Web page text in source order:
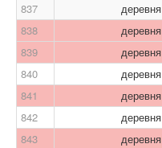
837
деревня
838
деревня
839
деревня
840
деревня
841
деревня
842
деревня
843
деревня